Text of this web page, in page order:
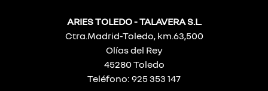
ARIES TOLEDO - TALAVERA S.L.
Ctra.Madrid-Toledo, km.63,500
Olías del Rey
45280 Toledo
Teléfono: 925 353 147